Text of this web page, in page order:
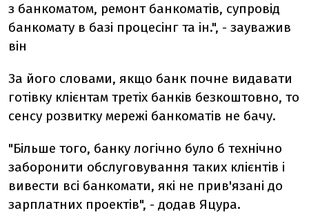
з банкоматом, ремонт банкоматів, супровід
банкомату в базі процесінг та ін.", - зауважив
він
За його словами, якщо банк почне видавати
готівку клієнтам третіх банків безкоштовно, то
сенсу розвитку мережі банкоматів не бачу.
"Більше того, банку логічно було б технічно
заборонити обслуговування таких клієнтів і
вивести всі банкомати, які не прив'язані до
зарплатних проектів", - додав Яцура.